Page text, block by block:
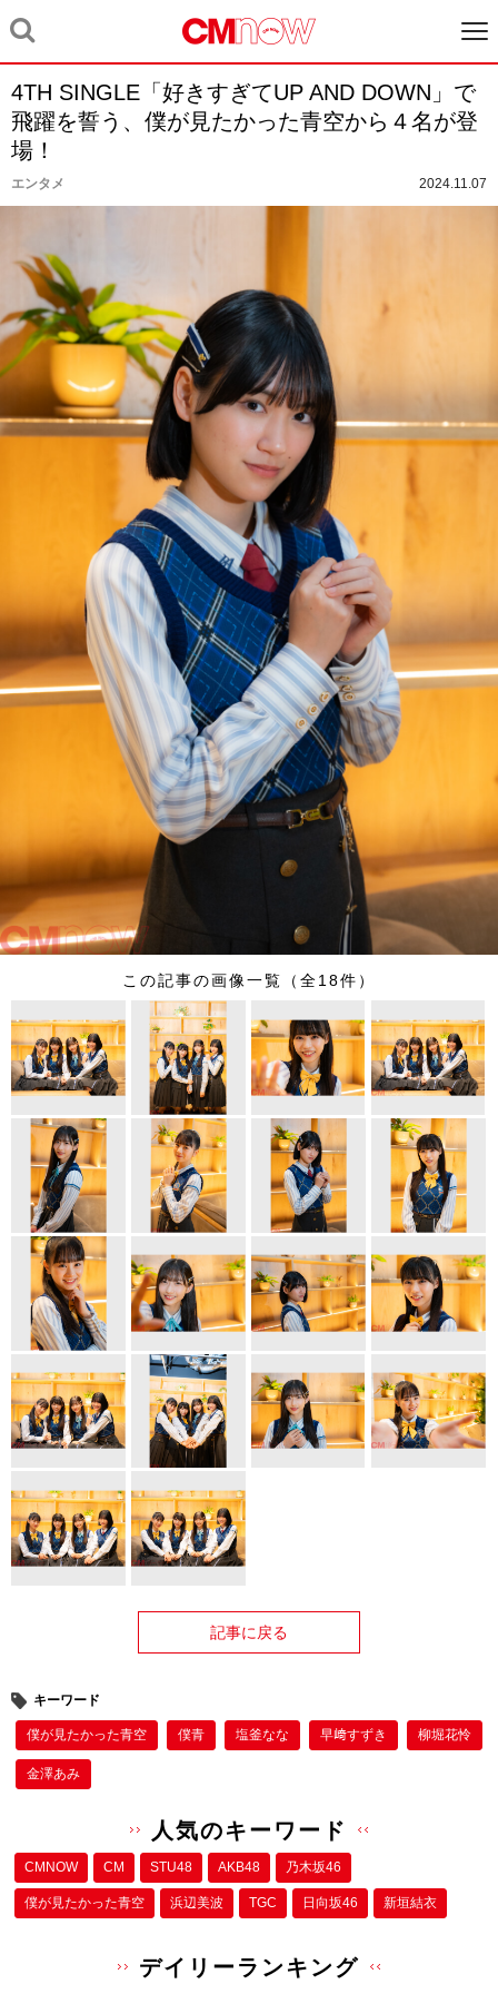
4TH SINGLE「好きすぎてUP AND DOWN」で
飛躍を誓う、僕が見たかった青空から４名が登
場！
エンタメ 2024.11.07
この記事の画像一覧（全18件）
記事に戻る
キーワード
僕が⾒たかった⻘空 僕⻘ 塩釜なな 早﨑すずき 柳堀花怜
金澤あみ
人気のキーワード
CMNOW CM STU48 AKB48 乃木坂46
僕が⾒たかった⻘空 浜辺美波 TGC 日向坂46 新垣結衣
デイリーランキング